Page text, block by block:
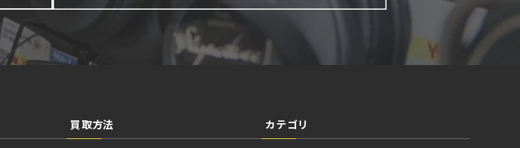
買取方法 カテゴリ